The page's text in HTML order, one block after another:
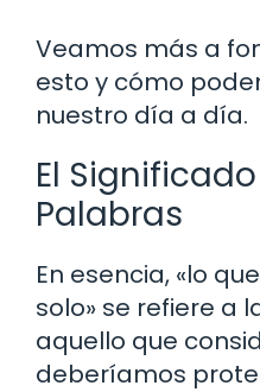
Veamos más a
esto y cómo
nuestro día a día.
El
Palabras
En esencia, «lo
solo» se refiere a
aquello que
deberíamos